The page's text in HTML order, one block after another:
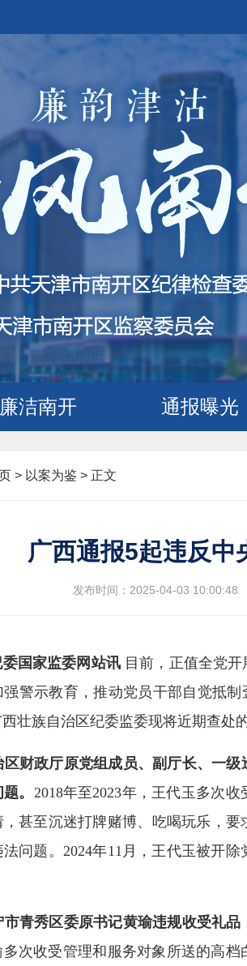
廉洁南开 通报曝光
> 以案为鉴 > 正文
广西通报5起违反中
发布时间：2025-04-03 10:00:48
国家监委网站讯目前，正值全党开
警示教育，推动党员干部自觉抵
壮族自治区纪委监委现将近期查处
财政厅原党组成员、副厅长、一级
。 2018年至2023年，王代玉多次
甚至沉迷打牌赌博、吃喝玩乐，
问题。2024年11月，王代玉被开
市青秀区委原书记黄瑜违规收受礼品
多次收受管理和服务对象所送的高